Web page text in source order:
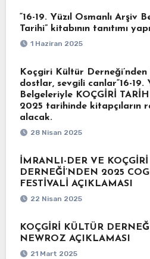
“16-19. Yüzıl Osmanlı Arşiv
Tarihi” kitabının tanıtımı
1 Haziran 2025
Koçgiri Kültür
dostlar, sevgili canlar“16-19.
Belgeleriyle KOÇGİRİ
2025 tarihinde kitapçıların
alacak.
28 Nisan 2025
İMRANLI-DER VE
DERNEĞİ’NDEN 2025
FESTİVALİ AÇIKLAMASI
22 Nisan 2025
KOÇGİRİ KÜLTÜR
NEWROZ AÇIKLAMASI
21 Mart 2025